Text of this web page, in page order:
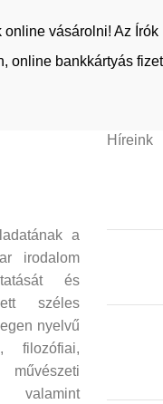
online vásárolni! Az
online bankkártyás
a
irodalom
és
széles
nyelvű
filozófiai,
valamint
Híreink